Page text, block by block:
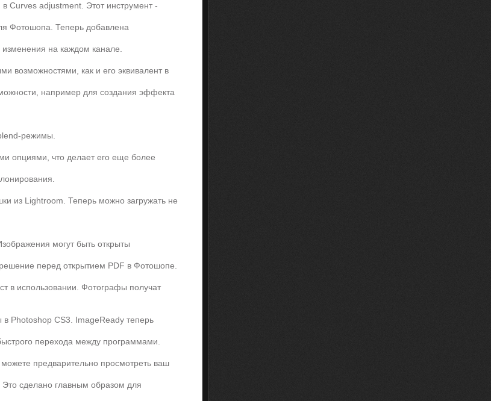
Curves adjustment. Этот инструмент -
Фотошопа. Теперь добавлена
на каждом канале.
возможностями, как и его эквивалент в
например для создания эффекта
режимы.
опциями, что делает его еще более
из Lightroom. Теперь можно загружать не
могут быть открыты
перед открытием PDF в Фотошопе.
в использовании. Фотографы получат
Photoshop CS3. ImageReady теперь
перехода между программами.
предварительно просмотреть ваш
сделано главным образом для